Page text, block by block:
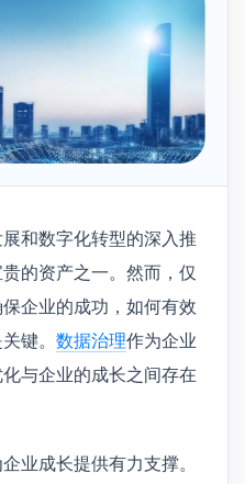
和数字化转型的深入推
的资产之一。然而，仅
企业的成功，如何有效
键。 数据治理作为企业
与企业的成长之间存在
业成长提供有力支撑。